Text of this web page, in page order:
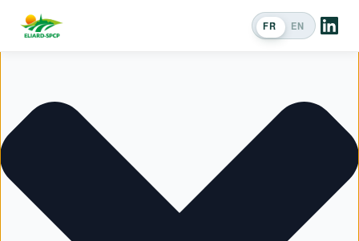
Gérer le consentement
FR EN
Passer en